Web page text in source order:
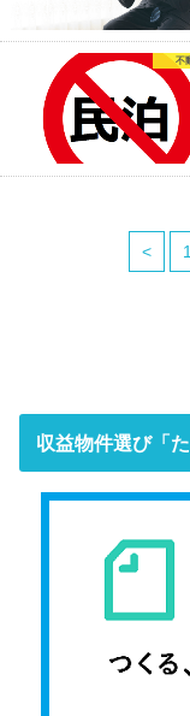
不
< 1
収益物件選び「